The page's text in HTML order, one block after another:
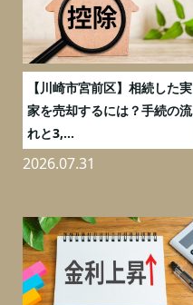
【川崎市宮前区】相続した実
家を売却するには？手続の流
れと3,...
2026.07.31